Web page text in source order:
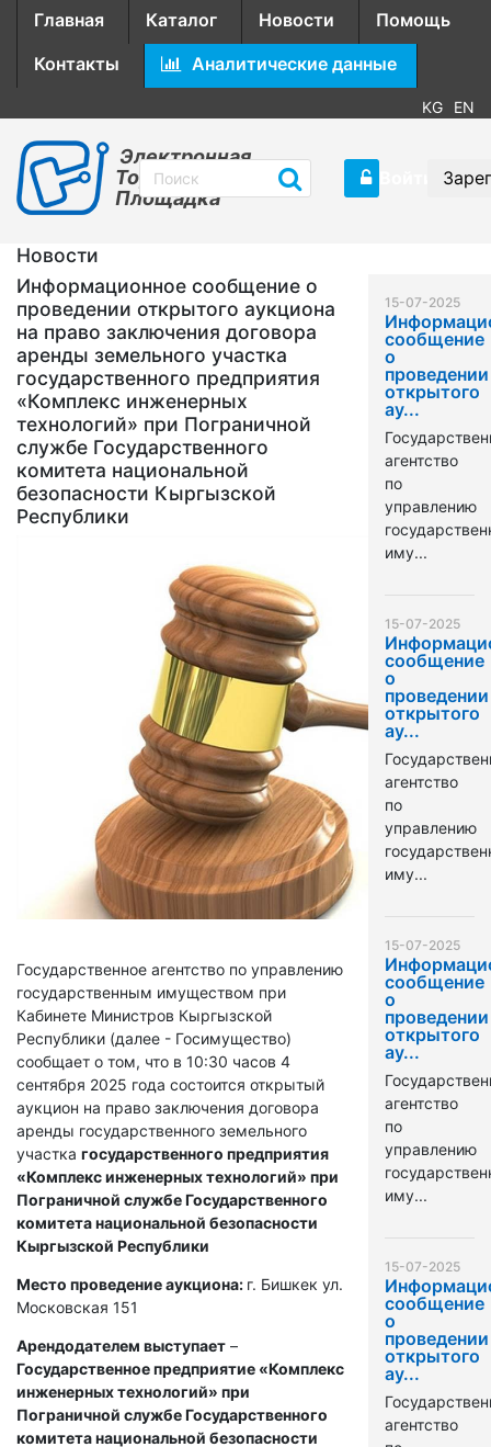
Главная Каталог Новости
Помощь
Контакты
Аналитические данные
KG EN
Электронная
Торговая
Площадка
Новости
Информационное сообщение о
проведении открытого аукциона
на право заключения договора
аренды земельного участка
государственного предприятия
«Комплекс инженерных
технологий» при Пограничной
службе Государственного
комитета национальной
безопасности Кыргызской
Республики
Государственное агентство по управлению
государственным имуществом при
Кабинете Министров Кыргызской
Республики (далее - Госимущество)
сообщает о том, что в 10:30 часов 4
сентября 2025 года состоится открытый
аукцион на право заключения договора
аренды государственного земельного
участка государственного предприятия
«Комплекс инженерных технологий» при
Пограничной службе Государственного
комитета национальной безопасности
Кыргызской Республики
Место проведение аукциона: г. Бишкек ул.
Московская 151
Арендодателем выступает –
Государственное предприятие «Комплекс
инженерных технологий» при
Пограничной службе Государственного
комитета национальной безопасности
15-07-2025
сообщение
о
проведении
открытого
ау...
агентство
по
управлению
иму...
15-07-2025
сообщение
о
проведении
открытого
ау...
агентство
по
управлению
иму...
15-07-2025
сообщение
о
проведении
открытого
ау...
агентство
по
управлению
иму...
15-07-2025
сообщение
о
проведении
открытого
ау...
агентство